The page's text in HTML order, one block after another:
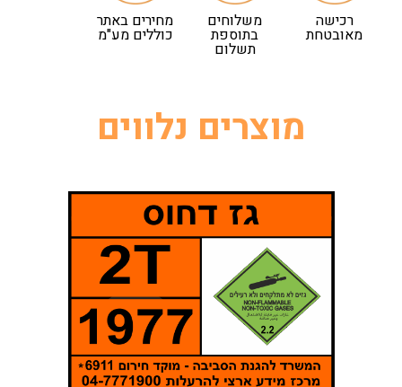
רכישה
מאובטחת
משלוחים
בתוספת
תשלום
מחירים באתר
כוללים מע"מ
מוצרים נלווים